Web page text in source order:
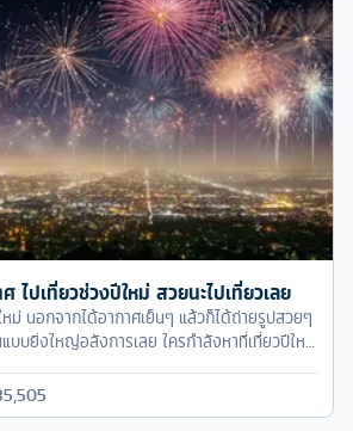
ไปเที่ยวช่วงปีใหม่ สวยนะไปเที่ยวเลย
หม่ นอกจากได้อากาศเย็นๆ แล้วก็ได้ถ่ายรูปสวยๆ
บยิ่งใหญ่อลังการเลย ใครกำลังหาที่เที่ยวปีใหม่